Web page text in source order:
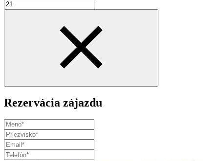
Rezervácia zájazdu